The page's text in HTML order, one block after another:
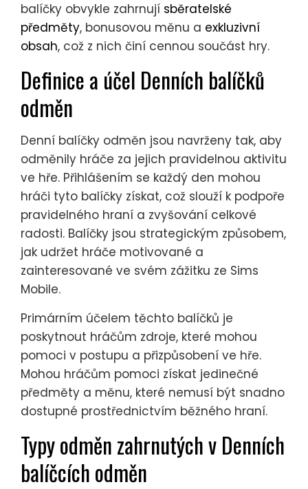
balíčky obvykle zahrnují sběratelské
předměty, bonusovou měnu a exkluzivní
obsah, což z nich činí cennou součást hry.
Definice a účel Denních balíčků
odměn
Denní balíčky odměn jsou navrženy tak, aby
odměnily hráče za jejich pravidelnou aktivitu
ve hře. Přihlášením se každý den mohou
hráči tyto balíčky získat, což slouží k podpoře
pravidelného hraní a zvyšování celkové
radosti. Balíčky jsou strategickým způsobem,
jak udržet hráče motivované a
zainteresované ve svém zážitku ze Sims
Mobile.
Primárním účelem těchto balíčků je
poskytnout hráčům zdroje, které mohou
pomoci v postupu a přizpůsobení ve hře.
Mohou hráčům pomoci získat jedinečné
předměty a měnu, které nemusí být snadno
dostupné prostřednictvím běžného hraní.
Typy odměn zahrnutých v Denních
balíčcích odměn